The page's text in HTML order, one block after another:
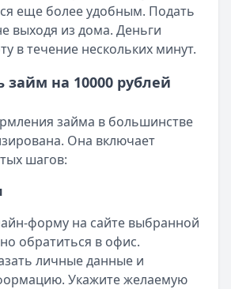
2025 г.
еще более удобным. Подать
выходя из дома. Деньги
в течение нескольких минут.
займ на 10000 рублей
займа в большинстве
Она включает
шагов:
форму на сайте выбранной
обратиться в офис.
личные данные и
Укажите желаемую